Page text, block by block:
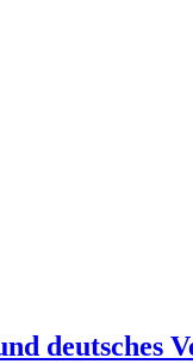
deutsches